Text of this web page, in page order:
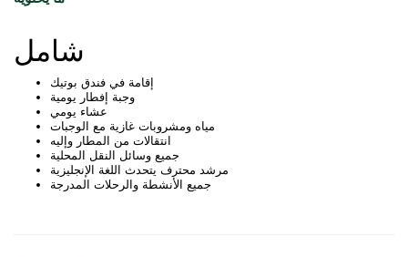
شامل
إقامة في فندق بوتيك
وجبة إفطار يومية
عشاء يومي
مياه ومشروبات غازية مع الوجبات
انتقالات من المطار وإليه
جميع وسائل النقل المحلية
مرشد محترف يتحدث اللغة الإنجليزية
جميع الأنشطة والرحلات المدرجة